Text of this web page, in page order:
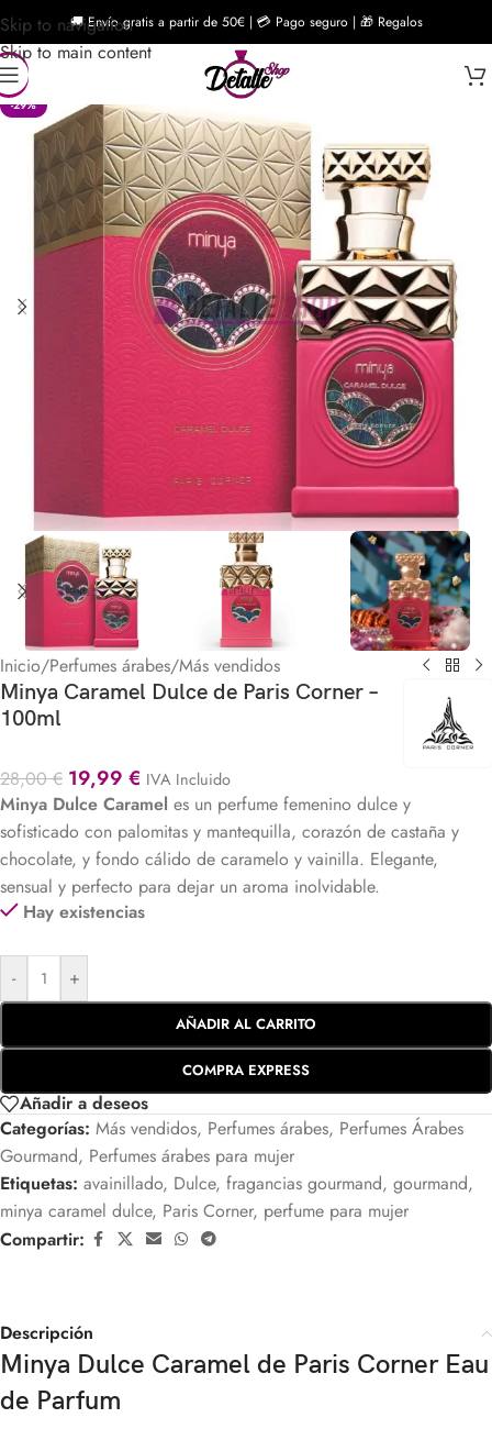
Skip to navigation
Skip to main content
🚚 Envío gratis a partir de 50€ | 💳 Pago seguro | 🎁 Regalos
-29%
Inicio/Perfumes árabes/Más vendidos
Minya Caramel Dulce de Paris Corner –
100ml
28,00€ 19,99 € IVA Incluido
Minya Dulce Caramel es un perfume femenino dulce y
sofisticado con palomitas y mantequilla, corazón de castaña y
chocolate, y fondo cálido de caramelo y vainilla. Elegante,
sensual y perfecto para dejar un aroma inolvidable.
Hay existencias
- +
AÑADIR AL CARRITO
COMPRA EXPRESS
Añadir a deseos
Categorías: Más vendidos, Perfumes árabes, Perfumes Árabes
Gourmand, Perfumes árabes para mujer
Etiquetas: avainillado, Dulce, fragancias gourmand, gourmand,
minya caramel dulce, Paris Corner, perfume para mujer
Compartir:
Descripción
Minya Dulce Caramel de Paris Corner Eau
de Parfum